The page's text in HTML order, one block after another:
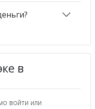
в
войти или